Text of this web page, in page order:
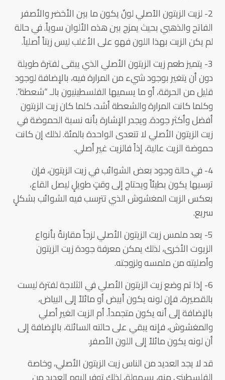
2- لزيت الزيتون الاًصلي لونٌ يكون ما بين الأخضر والأصفر
الفاتح والذهبي بحيث يمزج بين هذه الألوان سوياً. في حالة
لم يكن الزيت بهذا اللون فهو على الأغلب ليس زيتاً أصلياً.
3- يتميز طعم زيت الزيتون الأصلي الذي يبقى لفترة طويلة
دون أن يتغير بوجود شيء من المرارة فيه، بالإضافة لوجود
قليل من الحرقة، أو ما يسميها الفلسطينيون بالـ “شعطة”.
وكلما كانت المرارة والشعطة أشد، كلما كان زيت الزيتون
أفضل وأكثر جودة. ويجدر الإشارة بأنه نسبة الحموضة في
زيت الزيتون الأصلي لا تتعدى الواحدة بالمئة. لذلك إن كانت
حموضة الزيت عالية، إذاً فالزيت غير أصلي.
4- في حالة وجود بعض الشوائب في زيت الزيتون، فإن
ترسبها يكون بطيئاً ويحتاج إلى وقتٍ طويلٍ ليصل القاع،
بعكس الزيت المغشوش الذي تترسب فيه الشوائب بشكلٍ
سريع.
5- يعد ملمس زيت الزيتون الأصلي لزجاً مقارنةً بأنواع
الزيوت الأخرى، لذلك يمكن معرفة جودة زيت الزيتون
وأصليته من ملمسه ولزوجته.
6- إذا تم وضع زيت الزيتون الأصلي في الثلاجة لفترة ليست
بالقصيرة، فإن لونه يكون أبيض أو مائلاً إلى البياض،
بالإضافة إلى أنه يكون متجمداً. أم الزيت الغير أصلي
والمغشوش، فإنه يبقي على حالته السائلة، بالإضافة إلى
أن لونه يكون مائلاً إلى اللون الأصفر.
قد لا يجد العديد من الناس زيت الزيتون الأصلي، وخاصة